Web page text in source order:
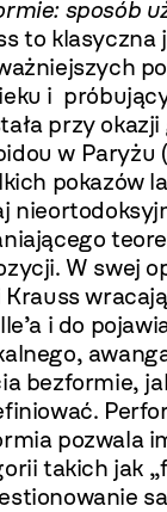
sposób
to klasyczna
i
przy
w
pokazów
W swej
Krauss
i do
bezformie,
pozwala
takich jak